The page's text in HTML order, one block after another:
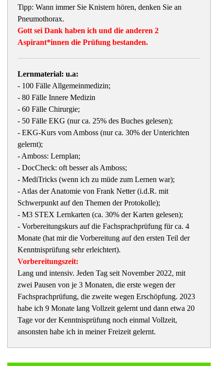
Tipp: Wann immer Sie Knistern hören, denken Sie an
Pneumothorax.
Gott sei Dank haben ich und die anderen 2
Aspirant*innen die Prüfung bestanden.
Lernmaterial: u.a:
- 100 Fälle Allgemeinmedizin;
- 80 Fälle Innere Medizin
- 60 Fälle Chirurgie;
- 50 Fälle EKG (nur ca. 25% des Buches gelesen);
- EKG-Kurs vom Amboss (nur ca. 30% der Unterichten
gelernt);
- Amboss: Lernplan;
- DocCheck: oft besser als Amboss;
- MediTricks (wenn ich zu müde zum Lernen war);
- Atlas der Anatomie von Frank Netter (i.d.R. mit
Schwerpunkt auf den Themen der Protokolle);
- M3 STEX Lernkarten (ca. 30% der Karten gelesen);
- Vorbereitungskurs auf die Fachsprachprüfung für ca. 4
Monate (hat mir die Vorbereitung auf den ersten Teil der
Kenntnisprüfung sehr erleichtert).
Vorbereitungszeit:
Lang und intensiv. Jeden Tag seit November 2022, mit
zwei Pausen von je 3 Monaten, die erste wegen der
Fachsprachprüfung, die zweite wegen Erschöpfung. 2023
habe ich 9 Monate lang Vollzeit gelernt und dann etwa 20
Tage vor der Kenntnisprüfung noch einmal Vollzeit,
ansonsten habe ich in meiner Freizeit gelernt.